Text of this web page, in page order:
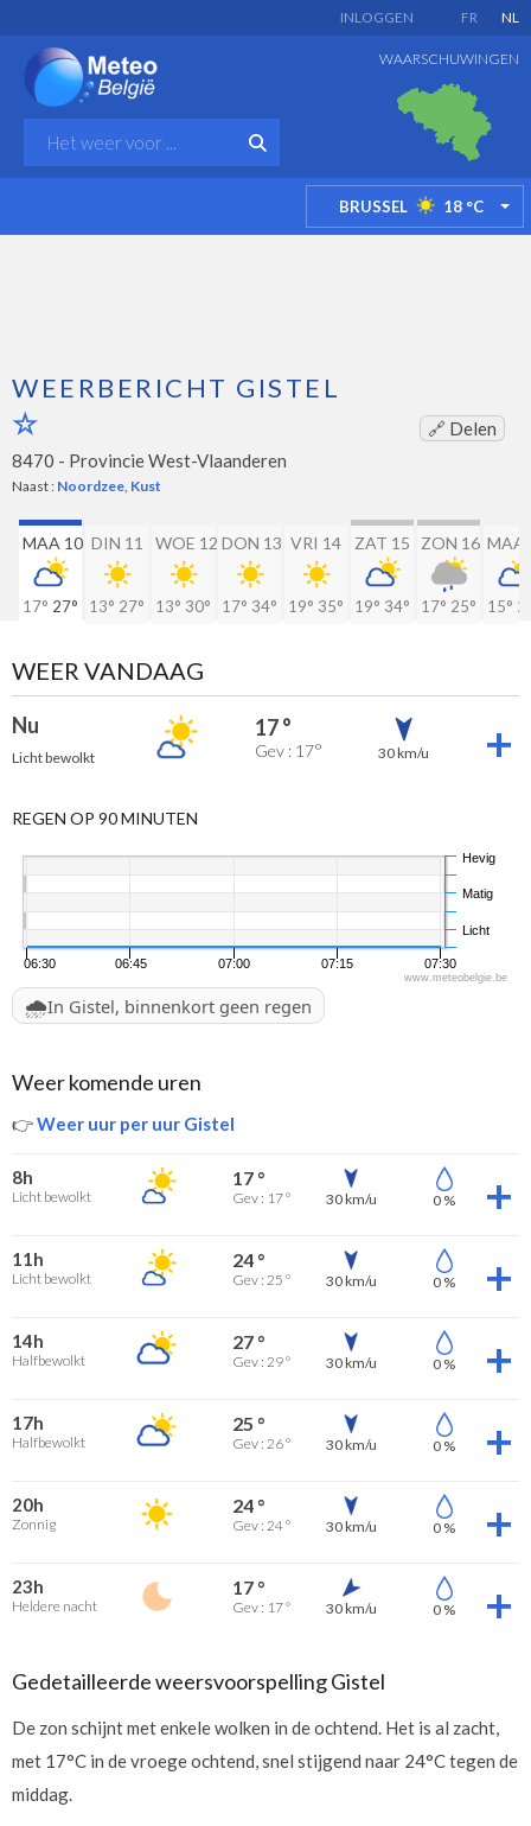
FR NL
INLOGGEN
WAARSCHUWINGEN
BRUSSEL 18 °C
WEERBERICHT GISTEL
🔗 Delen
8470 - Provincie West-Vlaanderen
Naast : Noordzee, Kust
MAA 10
17° 27°
DIN 11
13° 27°
WOE 12
13° 30°
DON 13
17° 34°
VRI 14
19° 35°
ZAT 15
19° 34°
ZON 16
17° 25°
MAA
15°
WEER VANDAAG
Nu
Licht bewolkt
17 °
Gev : 17° 30 km/u
REGEN OP 90 MINUTEN
06:30 06:45 07:00 07:15 07:30
Licht
Matig
Hevig
www.meteobelgie.be
🌧️In Gistel, binnenkort geen regen
Weer komende uren
👉Weer uur per uur Gistel
8h
Licht bewolkt
17 °
Gev : 17 ° 30 km/u 0 %
11h
Licht bewolkt
24 °
Gev : 25 ° 30 km/u 0 %
14h
Halfbewolkt
27 °
Gev : 29 ° 30 km/u 0 %
17h
Halfbewolkt
25 °
Gev : 26 ° 30 km/u 0 %
20h
Zonnig
24 °
Gev : 24 ° 30 km/u 0 %
23h
Heldere nacht
17 °
Gev : 17 ° 30 km/u 0 %
Gedetailleerde weersvoorspelling Gistel
De zon schijnt met enkele wolken in de ochtend. Het is al zacht,
met 17°C in de vroege ochtend, snel stijgend naar 24°C tegen de
middag.